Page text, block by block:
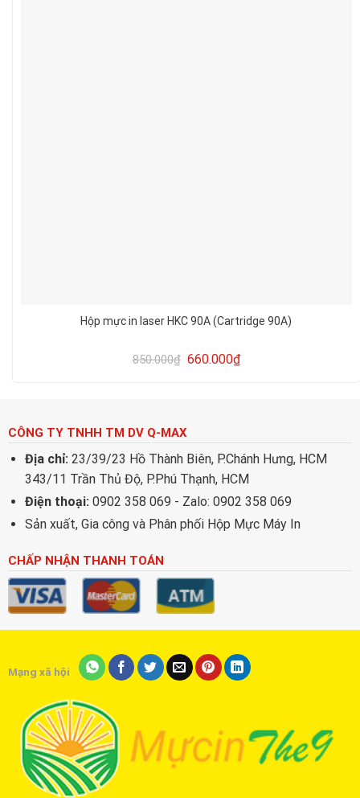
Hộp mực in laser HKC 90A (Cartridge 90A)
850.000₫ 660.000₫
CÔNG TY TNHH TM DV Q-MAX
Địa chỉ: 23/39/23 Hồ Thành Biên, P.Chánh Hưng, HCM
343/11 Trần Thủ Độ, P.Phú Thạnh, HCM
Điện thoại: 0902 358 069 - Zalo: 0902 358 069
Sản xuất, Gia công và Phân phối Hộp Mực Máy In
CHẤP NHẬN THANH TOÁN
Mạng xã hội